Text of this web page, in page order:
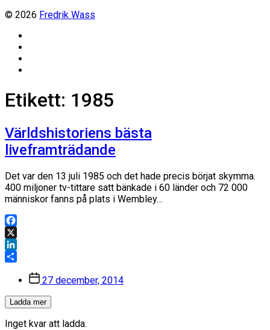
© 2026 Fredrik Wass
Etikett: 1985
Världshistoriens bästa
liveframträdande
Det var den 13 juli 1985 och det hade precis börjat skymma.
400 miljoner tv-tittare satt bänkade i 60 länder och 72 000
människor fanns på plats i Wembley…
Facebook
X
LinkedIn
Inläggsdatum
27 december, 2014
Ladda mer
Inget kvar att ladda.